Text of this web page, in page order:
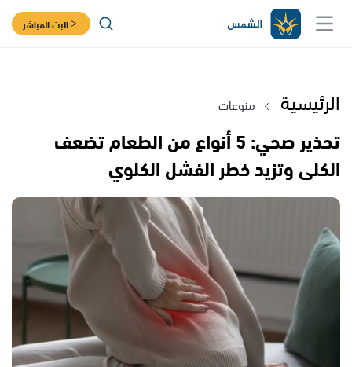
البث المباشر
الرئيسية منوعات
تحذير صحي: 5 أنواع من الطعام تضعف
الكلى وتزيد خطر الفشل الكلوي